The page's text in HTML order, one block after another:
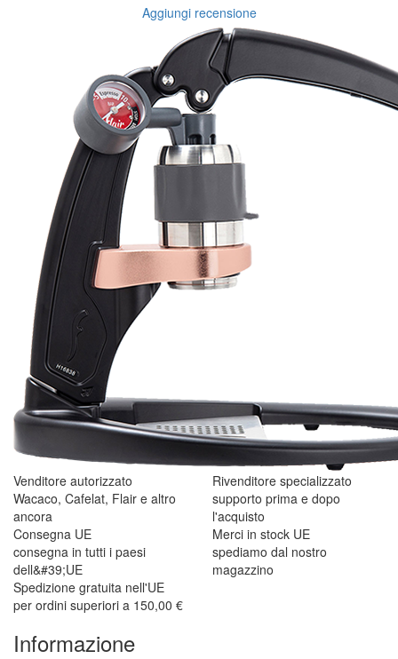
Aggiungi recensione
Venditore autorizzato
Wacaco, Cafelat, Flair e altro
ancora
Rivenditore specializzato
supporto prima e dopo
l'acquisto
Consegna UE
consegna in tutti i paesi
dell&#39;UE
Merci in stock UE
spediamo dal nostro
magazzino
Spedizione gratuita nell'UE
per ordini superiori a 150,00 €
Informazione